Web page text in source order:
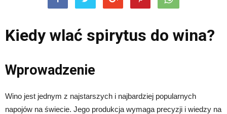
Kiedy wlać spirytus do wina?
Wprowadzenie
Wino jest jednym z najstarszych i najbardziej popularnych
napojów na świecie. Jego produkcja wymaga precyzji i wiedzy na